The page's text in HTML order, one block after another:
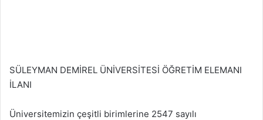
SÜLEYMAN DEMİREL ÜNİVERSİTESİ ÖĞRETİM ELEMANI
İLANI
Üniversitemizin çeşitli birimlerine 2547 sayılı